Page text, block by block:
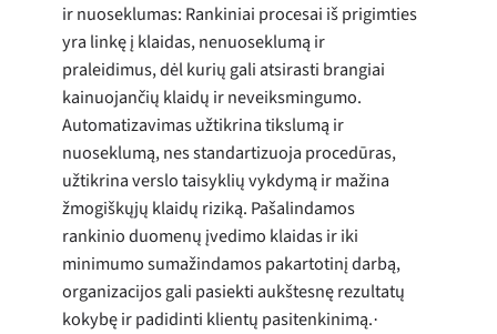
ir nuoseklumas: Rankiniai procesai iš prigimties
yra linkę į klaidas, nenuoseklumą ir
praleidimus, dėl kurių gali atsirasti brangiai
kainuojančių klaidų ir neveiksmingumo.
Automatizavimas užtikrina tikslumą ir
nuoseklumą, nes standartizuoja procedūras,
užtikrina verslo taisyklių vykdymą ir mažina
žmogiškųjų klaidų riziką. Pašalindamos
rankinio duomenų įvedimo klaidas ir iki
minimumo sumažindamos pakartotinį darbą,
organizacijos gali pasiekti aukštesnę rezultatų
kokybę ir padidinti klientų pasitenkinimą.·